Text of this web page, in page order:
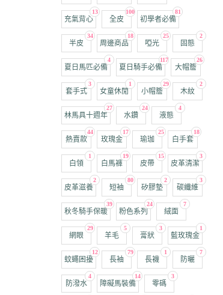
13
充氣背心
100
全皮
81
初學者必備
34
半皮
18
周邊商品
25
啞光
2
固態
4
夏日馬匹必備
117
夏日騎手必備
26
大帽簷
3
套手式
1
女童休閒
29
小帽簷
2
木紋
27
林馬具十週年
24
水鑽
4
液態
44
熱賣款
17
玫瑰金
25
瑜珈
18
白手套
1
白領
19
白馬褲
15
皮帶
3
皮革清潔
2
皮革滋養
80
短袖
2
矽膠墊
3
碳纖維
39
秋冬騎手保暖
24
粉色系列
7
絨面
29
網眼
5
羊毛
3
膏狀
1
藍玫瑰金
12
蚊蠅困擾
79
長袖
1
長襪
7
防曬
4
防潑水
14
障礙馬裝備
3
零碼